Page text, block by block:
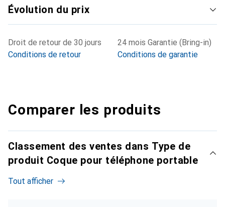
Évolution du prix
Droit de retour de 30 jours
Conditions de retour
24 mois Garantie (Bring-in)
Conditions de garantie
Comparer les produits
Classement des ventes dans Type de
produit Coque pour téléphone portable
Tout afficher